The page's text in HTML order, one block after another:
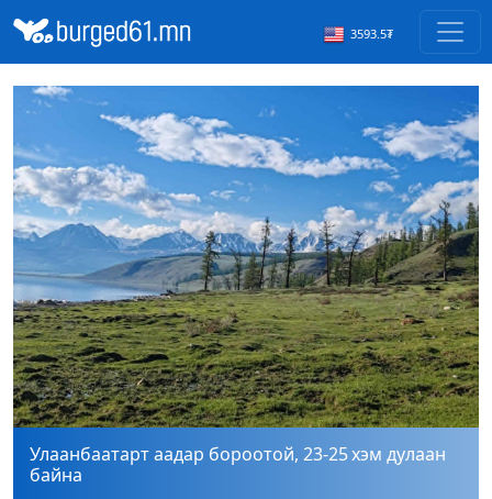
3593.5₮
СҮХБААТАР: Ганга нуур орчмын элсний нүүдлийг
зогсоох туршилтын ажил үр дүнгээ өгч эхэлжээ